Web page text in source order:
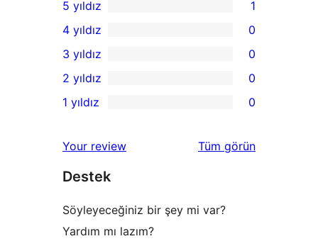
1
5
yıldızlı
inceleme
5 yıldız 1
4
yıldızlı
inceleme
4 yıldız 0
0
3
yıldızlı
3 yıldız 0
2
inceleme
2 yıldız 0
yıldızlı
inceleme
1 yıldız 0
Your review Tüm değerlendirmeleri
görün
Destek
Söyleyeceğiniz bir şey mi var?
Yardım mı lazım?